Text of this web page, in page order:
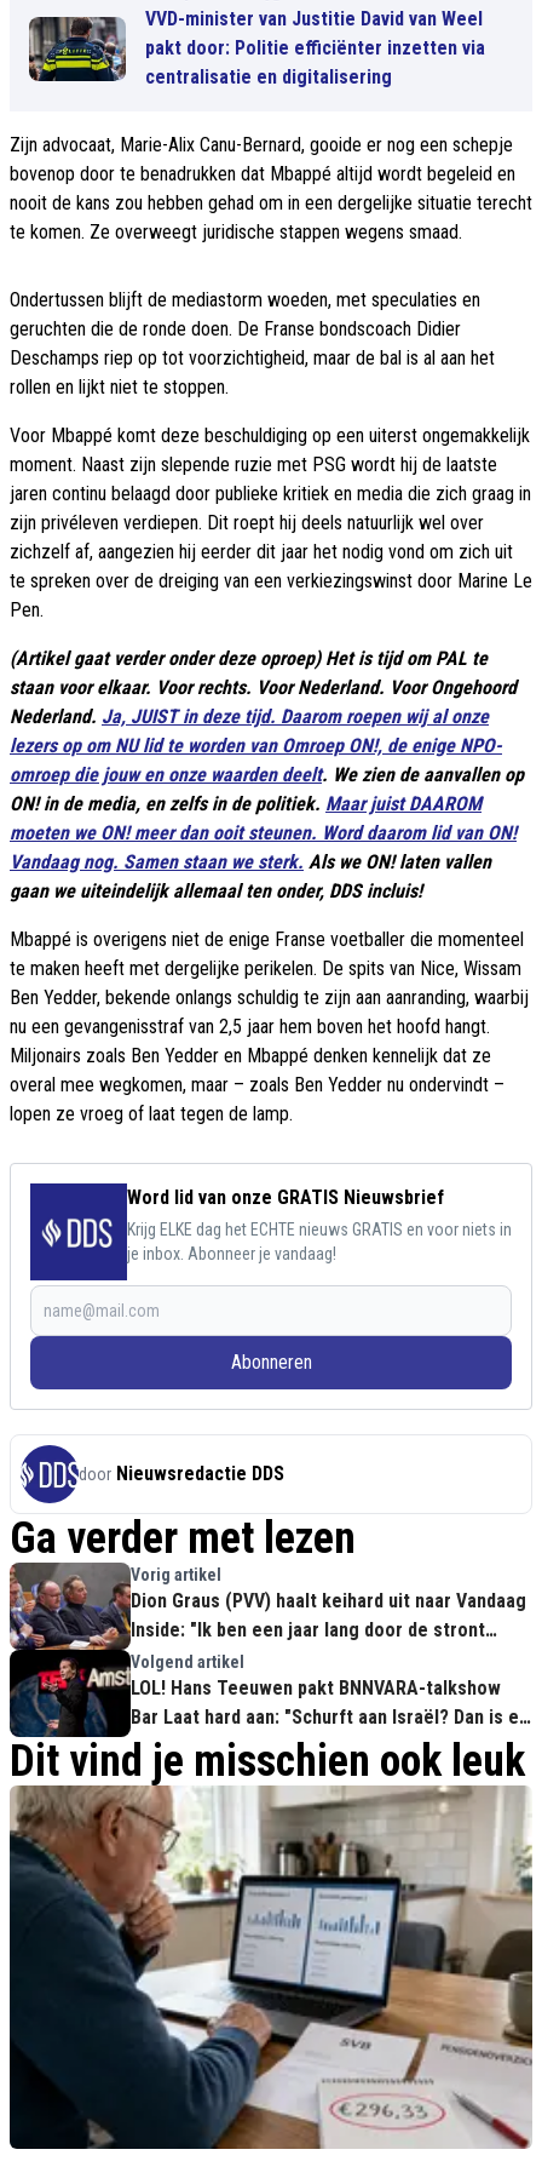
VVD-minister van Justitie David van Weel
pakt door: Politie efficiënter inzetten via
centralisatie en digitalisering
Zijn advocaat, Marie-Alix Canu-Bernard, gooide er nog een schepje
bovenop door te benadrukken dat Mbappé altijd wordt begeleid en
nooit de kans zou hebben gehad om in een dergelijke situatie terecht
te komen. Ze overweegt juridische stappen wegens smaad.
Ondertussen blijft de mediastorm woeden, met speculaties en
geruchten die de ronde doen. De Franse bondscoach Didier
Deschamps riep op tot voorzichtigheid, maar de bal is al aan het
rollen en lijkt niet te stoppen.
Voor Mbappé komt deze beschuldiging op een uiterst ongemakkelijk
moment. Naast zijn slepende ruzie met PSG wordt hij de laatste
jaren continu belaagd door publieke kritiek en media die zich graag in
zijn privéleven verdiepen. Dit roept hij deels natuurlijk wel over
zichzelf af, aangezien hij eerder dit jaar het nodig vond om zich uit
te spreken over de dreiging van een verkiezingswinst door Marine Le
Pen.
(Artikel gaat verder onder deze oproep) Het is tijd om PAL te
staan voor elkaar. Voor rechts. Voor Nederland. Voor Ongehoord
Nederland. Ja, JUIST in deze tijd. Daarom roepen wij al onze
lezers op om NU lid te worden van Omroep ON!, de enige NPO-
omroep die jouw en onze waarden deelt. We zien de aanvallen op
ON! in de media, en zelfs in de politiek. Maar juist DAAROM
moeten we ON! meer dan ooit steunen. Word daarom lid van ON!
Vandaag nog. Samen staan we sterk. Als we ON! laten vallen
gaan we uiteindelijk allemaal ten onder, DDS incluis!
Mbappé is overigens niet de enige Franse voetballer die momenteel
te maken heeft met dergelijke perikelen. De spits van Nice, Wissam
Ben Yedder, bekende onlangs schuldig te zijn aan aanranding, waarbij
nu een gevangenisstraf van 2,5 jaar hem boven het hoofd hangt.
Miljonairs zoals Ben Yedder en Mbappé denken kennelijk dat ze
overal mee wegkomen, maar – zoals Ben Yedder nu ondervindt –
lopen ze vroeg of laat tegen de lamp.
Word lid van onze GRATIS Nieuwsbrief
Krijg ELKE dag het ECHTE nieuws GRATIS en voor niets in
je inbox. Abonneer je vandaag!
Abonneren
door Nieuwsredactie DDS
Ga verder met lezen
Vorig artikel
Dion Graus (PVV) haalt keihard uit naar Vandaag
Inside: "Ik ben een jaar lang door de stront
gehaald!"
Volgend artikel
LOL! Hans Teeuwen pakt BNNVARA-talkshow
Bar Laat hard aan: "Schurft aan Israël? Dan is er
plek voor jou!"
Dit vind je misschien ook leuk